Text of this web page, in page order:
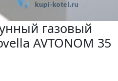
газовый
AVTONOM 35